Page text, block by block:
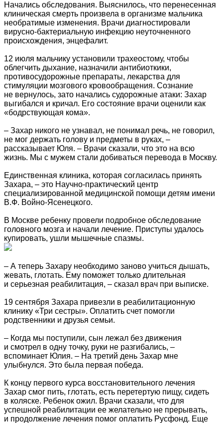
Начались обследования. Выяснилось, что перенесенная
клиническая смерть произвела в организме мальчика
необратимые изменения. Врачи диагностировали
вирусно-бактериальную инфекцию неуточненного
происхождения, энцефалит.
12 июля мальчику установили трахеостому, чтобы
облегчить дыхание, назначили антибиоткики,
противосудорожные препараты, лекарства для
стимуляции мозгового кровообращения. Сознание
не вернулось, зато начались судорожные атаки: Захар
выгибался и кричал. Его состояние врачи оценили как
«бодрствующая кома».
– Захар никого не узнавал, не понимал речь, не говорил,
не мог держать голову и предметы в руках, –
рассказывает Юля. – Врачи сказали, что это на всю
жизнь. Мы с мужем стали добиваться перевода в Москву.
Единственная клиника, которая согласилась принять
Захара, – это Научно-практический центр
специализированной медицинской помощи детям имени
В.Ф. Войно-Ясенецкого.
В Москве ребенку провели подробное обследование
головного мозга и начали лечение. Приступы удалось
купировать, ушли мышечные спазмы.
– А теперь Захару необходимо заново учиться дышать,
жевать, глотать. Ему поможет только длительная
и серьезная реабилитация, – сказал врач при выписке.
19 сентября Захара привезли в реабилитационную
клинику «Три сестры». Оплатить счет помогли
родственники и друзья семьи.
– Когда мы поступили, сын лежал без движения
и смотрел в одну точку, руки не разгибались, –
вспоминает Юлия. – На третий день Захар мне
улыбнулся. Это была первая победа.
К концу первого курса восстановительного лечения
Захар смог пить, глотать, есть перетертую пищу, сидеть
в коляске. Ребенок ожил. Врачи сказали, что для
успешной реабилитации ее желательно не прерывать,
и продолжение лечения помог оплатить Русфонд. Еще